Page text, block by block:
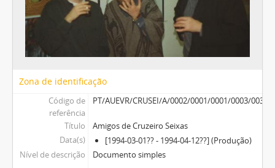
Zona de identificação
Código de
referência
PT/AUEVR/CRUSEI/A/0002/0001/0001/0003/0037
Título
Amigos de Cruzeiro Seixas
Data(s)
[1994-03-01?? - 1994-04-12??] (Produção)
Nível de descrição
Documento simples